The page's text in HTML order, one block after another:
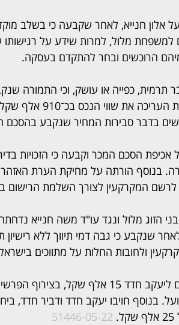
אלון חנייא, לאחר שקבעה כי בשלב
למשפחת מלול, למרות שידע על
הרוכשים ובחר להתקדם בעסקה.
תרמית, כפייה או עושק, וכי התמורה
השמאות שנערכה לדירה.
בדבר סבירות המחיר שנקבע בהסכם
הסכם המכר וקבעה כי הזכויות
בנוסף הורתה על מחיקת הערת
המקרקעין לצורך השלמת הרישום
הזוג מלול ונגד עו"ד משה חנייא
שנקבע כי גבה דמי תיווך ללא רישיון
ולחובות החלות על מתווכים
בפועל. בנוסף חויבו יעקב חדד ודביר
51446-05-22